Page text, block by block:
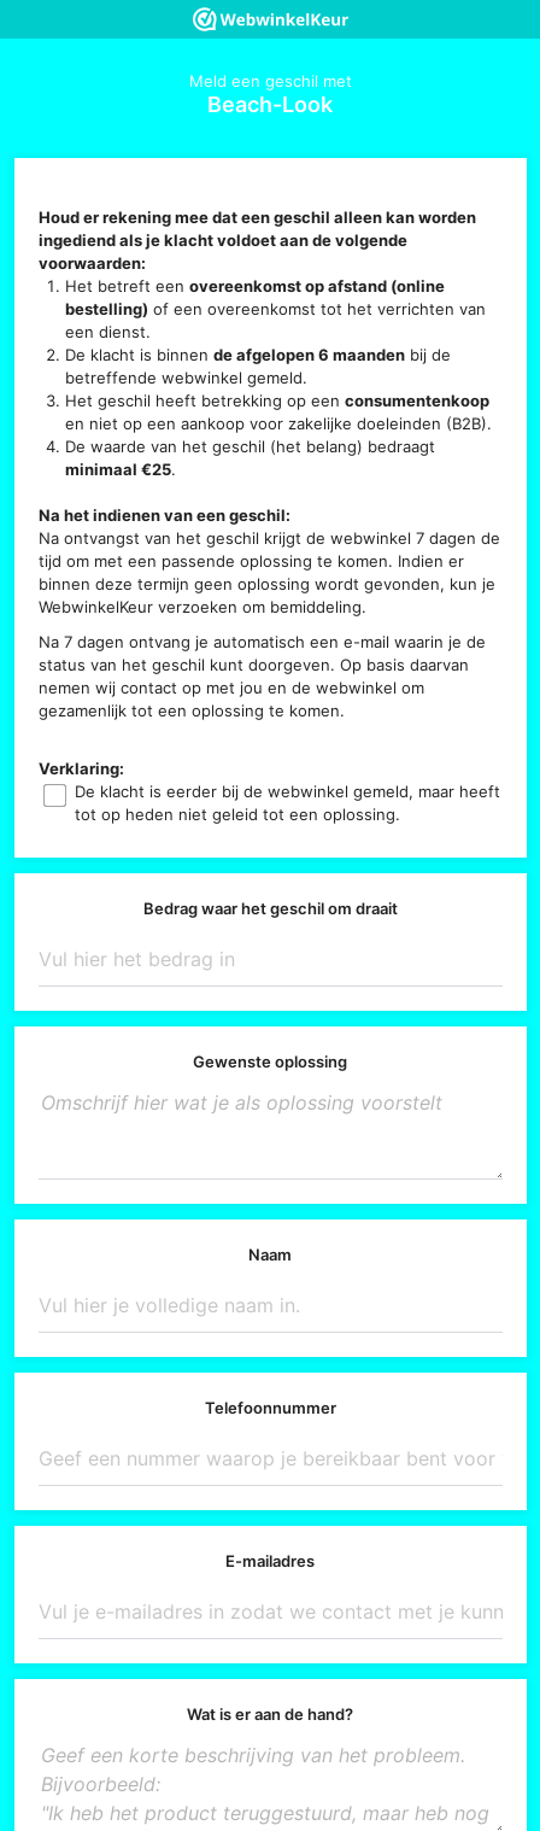
Meld een geschil met
Beach-Look
Houd er rekening mee dat een geschil alleen kan worden
ingediend als je klacht voldoet aan de volgende
voorwaarden:
Het betreft eenovereenkomst op afstand (online
bestelling) of een overeenkomst tot het verrichten van
een dienst.
De klacht is binnende afgelopen 6 maanden bij de
betreffende webwinkel gemeld.
Het geschil heeft betrekking op eenconsumentenkoop
en niet op een aankoop voor zakelijke doeleinden (B2B).
De waarde van het geschil (het belang) bedraagt
minimaal €25.
Na het indienen van een geschil:
Na ontvangst van het geschil krijgt de webwinkel 7 dagen de
tijd om met een passende oplossing te komen. Indien er
binnen deze termijn geen oplossing wordt gevonden, kun je
WebwinkelKeur verzoeken om bemiddeling.
Na 7 dagen ontvang je automatisch een e-mail waarin je de
status van het geschil kunt doorgeven. Op basis daarvan
nemen wij contact op met jou en de webwinkel om
gezamenlijk tot een oplossing te komen.
Verklaring:
De klacht is eerder bij de webwinkel gemeld, maar heeft
tot op heden niet geleid tot een oplossing.
Bedrag waar het geschil om draait
Gewenste oplossing
Naam
Telefoonnummer
E-mailadres
Wat is er aan de hand?